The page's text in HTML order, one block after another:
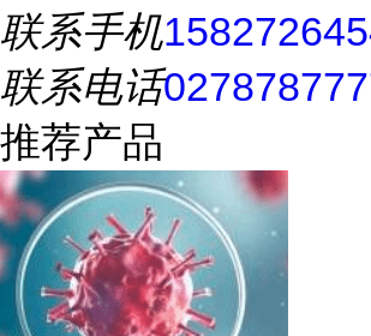
联系手机
联系电话
推荐产品